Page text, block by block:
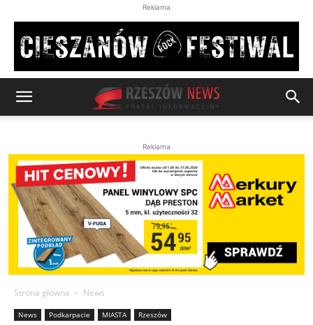
Reklama
Reklama
Strona główna News
News Podkarpacie MIASTA Rzeszów